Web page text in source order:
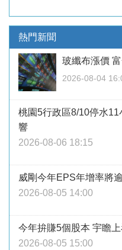
熱門新聞
玻纖布漲價
2026-08-04
桃園5行政區8/10停水
響
2026-08-06 18:15
威剛今年EPS年增率將
2026-08-05 14:00
今年拚賺5個股本 宇瞻
2026-08-05 15:00